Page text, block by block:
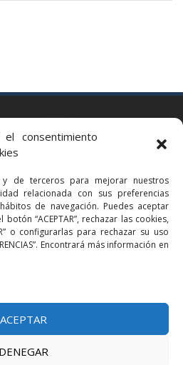
el consentimiento
y de terceros para mejorar nuestros
relacionada con sus preferencias
de navegación. Puedes aceptar
“ACEPTAR”, rechazar las cookies,
o configurarlas para rechazar su uso
Encontrará más información en
ACEPTAR
DENEGAR
bis, 3º, 08006 Barcelona
16 1r, 08401 Granollers (Bcn)
60
2º izq. 28006 Madrid.
21 | +34 91 431 98 95